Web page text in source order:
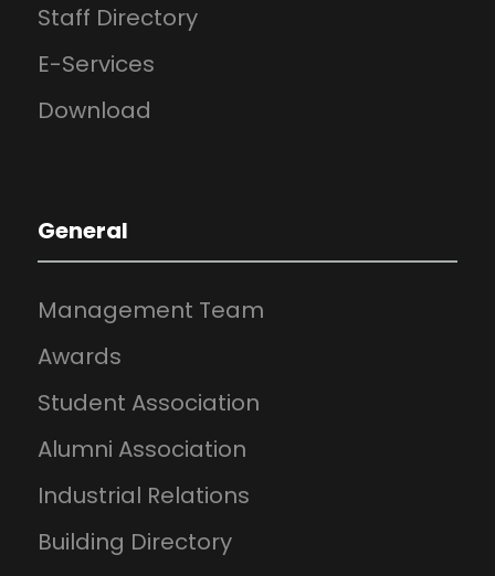
Staff Directory
E-Services
Download
General
Management Team
Awards
Student Association
Alumni Association
Industrial Relations
Building Directory